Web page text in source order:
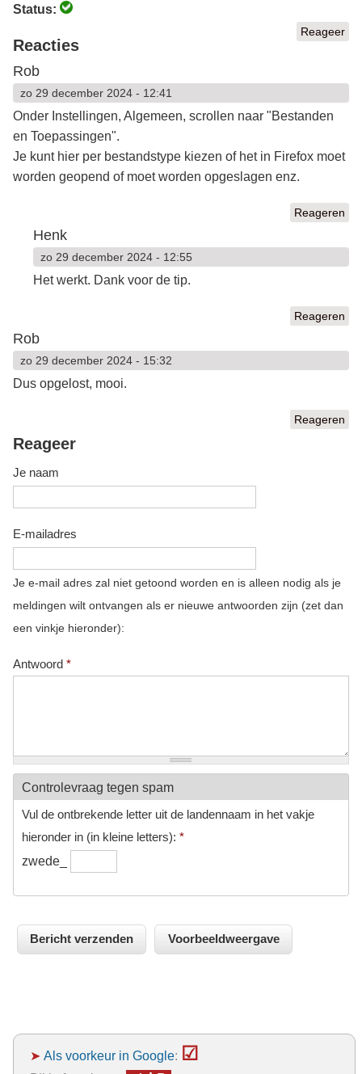
Status:
Reageer
Reacties
Rob
zo 29 december 2024 - 12:41
Onder Instellingen, Algemeen, scrollen naar "Bestanden
en Toepassingen".
Je kunt hier per bestandstype kiezen of het in Firefox moet
worden geopend of moet worden opgeslagen enz.
Reageren
Henk
zo 29 december 2024 - 12:55
Het werkt. Dank voor de tip.
Reageren
Rob
zo 29 december 2024 - 15:32
Dus opgelost, mooi.
Reageren
Reageer
Je naam
E-mailadres
Je e-mail adres zal niet getoond worden en is alleen nodig als je
meldingen wilt ontvangen als er nieuwe antwoorden zijn (zet dan
een vinkje hieronder):
Antwoord *
Controlevraag tegen spam
Vul de ontbrekende letter uit de landennaam in het vakje
hieronder in (in kleine letters): *
zwede_
➤ Als voorkeur in Google: ☑